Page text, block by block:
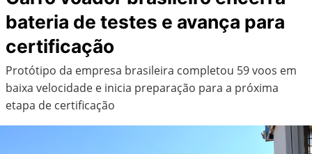
bateria de testes e avança para
certificação
Protótipo da empresa brasileira completou 59 voos em
baixa velocidade e inicia preparação para a próxima
etapa de certificação